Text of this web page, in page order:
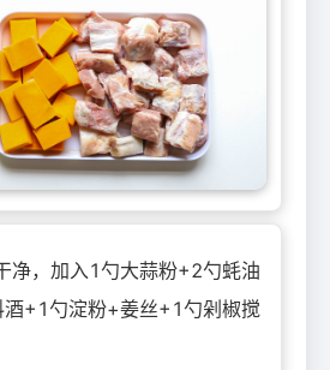
净，加入1勺大蒜粉+2勺蚝油
+1勺淀粉+姜丝+1勺剁椒搅